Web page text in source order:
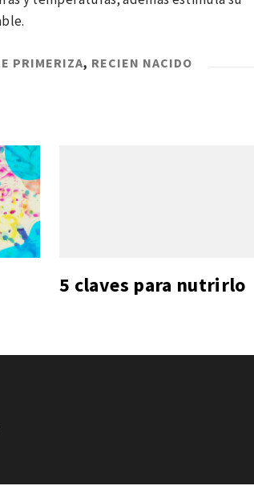
PRIMERIZA, RECIEN NACIDO
5 claves para nutrirlo